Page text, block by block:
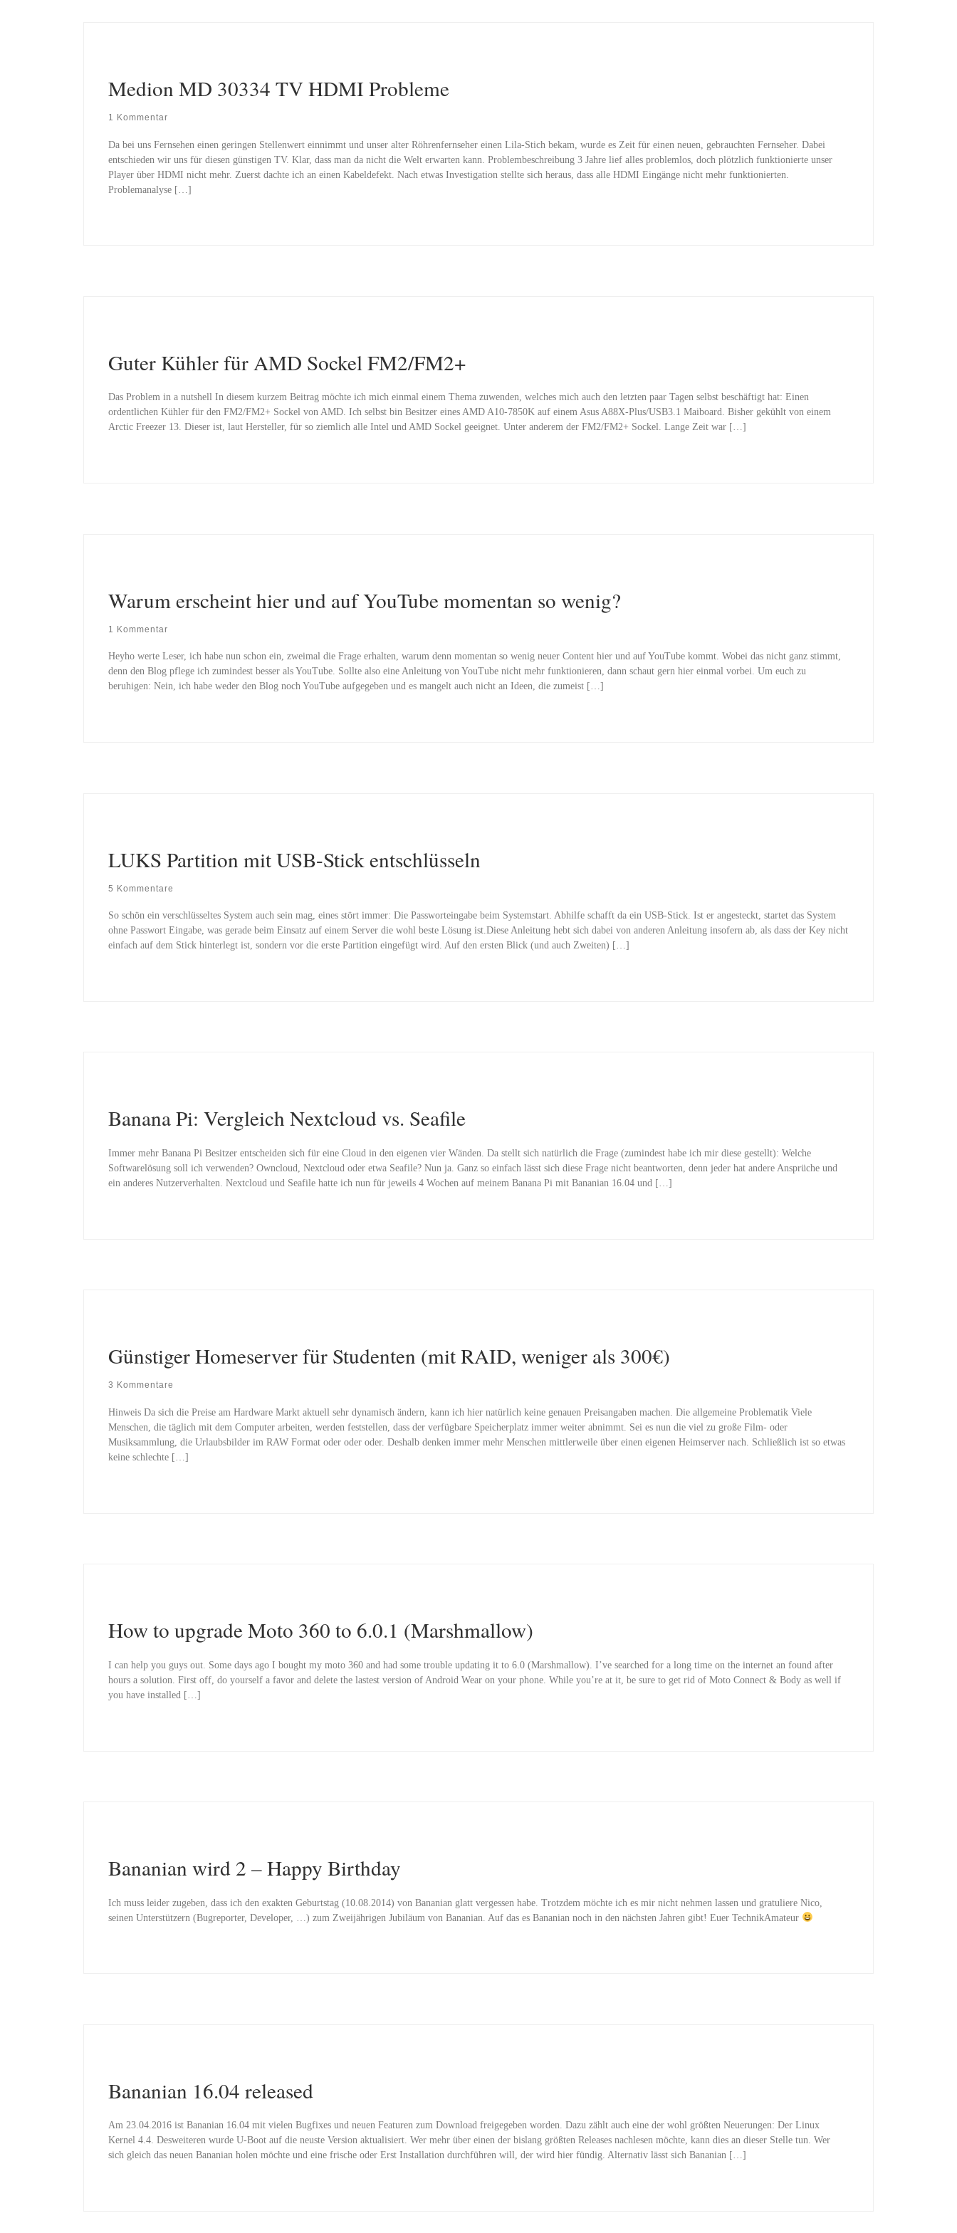
Medion MD 30334 TV HDMI Probleme
1 Kommentar
Da bei uns Fernsehen einen geringen Stellenwert einnimmt und unser alter Röhrenfernseher einen Lila-Stich bekam, wurde es Zeit für einen neuen, gebrauchten Fernseher. Dabei
entschieden wir uns für diesen günstigen TV. Klar, dass man da nicht die Welt erwarten kann. Problembeschreibung 3 Jahre lief alles problemlos, doch plötzlich funktionierte unser
Player über HDMI nicht mehr. Zuerst dachte ich an einen Kabeldefekt. Nach etwas Investigation stellte sich heraus, dass alle HDMI Eingänge nicht mehr funktionierten.
Problemanalyse […]
Guter Kühler für AMD Sockel FM2/FM2+
Das Problem in a nutshell In diesem kurzem Beitrag möchte ich mich einmal einem Thema zuwenden, welches mich auch den letzten paar Tagen selbst beschäftigt hat: Einen
ordentlichen Kühler für den FM2/FM2+ Sockel von AMD. Ich selbst bin Besitzer eines AMD A10-7850K auf einem Asus A88X-Plus/USB3.1 Maiboard. Bisher gekühlt von einem
Arctic Freezer 13. Dieser ist, laut Hersteller, für so ziemlich alle Intel und AMD Sockel geeignet. Unter anderem der FM2/FM2+ Sockel. Lange Zeit war […]
Warum erscheint hier und auf YouTube momentan so wenig?
1 Kommentar
Heyho werte Leser, ich habe nun schon ein, zweimal die Frage erhalten, warum denn momentan so wenig neuer Content hier und auf YouTube kommt. Wobei das nicht ganz stimmt,
denn den Blog pflege ich zumindest besser als YouTube. Sollte also eine Anleitung von YouTube nicht mehr funktionieren, dann schaut gern hier einmal vorbei. Um euch zu
beruhigen: Nein, ich habe weder den Blog noch YouTube aufgegeben und es mangelt auch nicht an Ideen, die zumeist […]
LUKS Partition mit USB-Stick entschlüsseln
5 Kommentare
So schön ein verschlüsseltes System auch sein mag, eines stört immer: Die Passworteingabe beim Systemstart. Abhilfe schafft da ein USB-Stick. Ist er angesteckt, startet das System
ohne Passwort Eingabe, was gerade beim Einsatz auf einem Server die wohl beste Lösung ist.Diese Anleitung hebt sich dabei von anderen Anleitung insofern ab, als dass der Key nicht
einfach auf dem Stick hinterlegt ist, sondern vor die erste Partition eingefügt wird. Auf den ersten Blick (und auch Zweiten) […]
Banana Pi: Vergleich Nextcloud vs. Seafile
Immer mehr Banana Pi Besitzer entscheiden sich für eine Cloud in den eigenen vier Wänden. Da stellt sich natürlich die Frage (zumindest habe ich mir diese gestellt): Welche
Softwarelösung soll ich verwenden? Owncloud, Nextcloud oder etwa Seafile? Nun ja. Ganz so einfach lässt sich diese Frage nicht beantworten, denn jeder hat andere Ansprüche und
ein anderes Nutzerverhalten. Nextcloud und Seafile hatte ich nun für jeweils 4 Wochen auf meinem Banana Pi mit Bananian 16.04 und […]
Günstiger Homeserver für Studenten (mit RAID, weniger als 300€)
3 Kommentare
Hinweis Da sich die Preise am Hardware Markt aktuell sehr dynamisch ändern, kann ich hier natürlich keine genauen Preisangaben machen. Die allgemeine Problematik Viele
Menschen, die täglich mit dem Computer arbeiten, werden feststellen, dass der verfügbare Speicherplatz immer weiter abnimmt. Sei es nun die viel zu große Film- oder
Musiksammlung, die Urlaubsbilder im RAW Format oder oder oder. Deshalb denken immer mehr Menschen mittlerweile über einen eigenen Heimserver nach. Schließlich ist so etwas
keine schlechte […]
How to upgrade Moto 360 to 6.0.1 (Marshmallow)
I can help you guys out. Some days ago I bought my moto 360 and had some trouble updating it to 6.0 (Marshmallow). I’ve searched for a long time on the internet an found after
hours a solution. First off, do yourself a favor and delete the lastest version of Android Wear on your phone. While you’re at it, be sure to get rid of Moto Connect & Body as well if
you have installed […]
Bananian wird 2 – Happy Birthday
Ich muss leider zugeben, dass ich den exakten Geburtstag (10.08.2014) von Bananian glatt vergessen habe. Trotzdem möchte ich es mir nicht nehmen lassen und gratuliere Nico,
seinen Unterstützern (Bugreporter, Developer, …) zum Zweijährigen Jubiläum von Bananian. Auf das es Bananian noch in den nächsten Jahren gibt! Euer TechnikAmateur
Bananian 16.04 released
Am 23.04.2016 ist Bananian 16.04 mit vielen Bugfixes und neuen Featuren zum Download freigegeben worden. Dazu zählt auch eine der wohl größten Neuerungen: Der Linux
Kernel 4.4. Desweiteren wurde U-Boot auf die neuste Version aktualisiert. Wer mehr über einen der bislang größten Releases nachlesen möchte, kann dies an dieser Stelle tun. Wer
sich gleich das neuen Bananian holen möchte und eine frische oder Erst Installation durchführen will, der wird hier fündig. Alternativ lässt sich Bananian […]